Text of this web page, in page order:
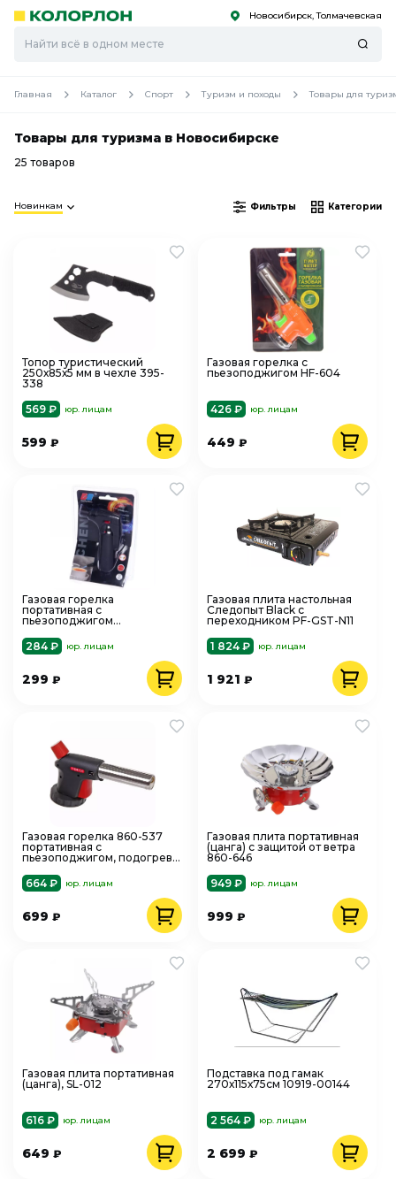
Скоро
Скоро Новосибирск, Толмачевская
Главная Каталог Спорт Туризм и походы Товары для
Товары для туризма в Новосибирске
25 товаров
Новинкам Фильтры Категории
Топор туристический
250х85х5 мм в чехле 395-
338
569 ₽
юр. лицам
599 ₽
Газовая горелка с
пьезоподжигом HF-604
426 ₽ юр. лицам
449₽
Газовая горелка
портативная с
пьезоподжигом
284 ₽
юр. лицам
299 ₽
Газовая плита настольная
Следопыт Black с
переходником PF-GST-N11
1 824 ₽
юр. лицам
1 921₽
Газовая горелка 860-537
портативная с
пьезоподжигом, подогрев
664 ₽
юр. лицам
699 ₽
Газовая плита портативная
(цанга) с защитой от ветра
860-646
949 ₽
юр. лицам
999₽
Газовая плита портативная
(цанга), SL-012
616 ₽ юр. лицам
649 ₽
Подставка под гамак
270х115х75см 10919-00144
2 564 ₽ юр. лицам
2 699₽